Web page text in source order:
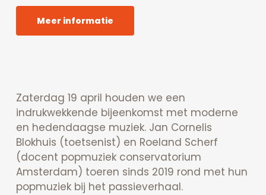
Meer informatie
Zaterdag 19 april houden we een
indrukwekkende bijeenkomst met moderne
en hedendaagse muziek. Jan Cornelis
Blokhuis (toetsenist) en Roeland Scherf
(docent popmuziek conservatorium
Amsterdam) toeren sinds 2019 rond met hun
popmuziek bij het passieverhaal.